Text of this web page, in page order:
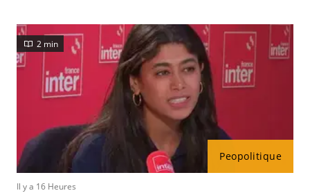
Peopolitique
2 min
Il y a 16 Heures